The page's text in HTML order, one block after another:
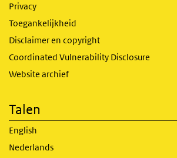
Privacy
Toegankelijkheid
Disclaimer en copyright
Coordinated Vulnerability Disclosure
Website archief
Talen
English
Nederlands